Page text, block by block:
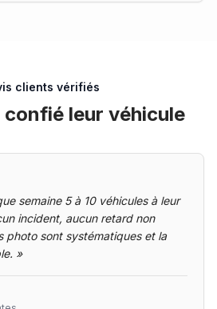
clients vérifiés
leur véhicule
semaine 5 à 10 véhicules à leur
incident, aucun retard non
photo sont systématiques et la
»